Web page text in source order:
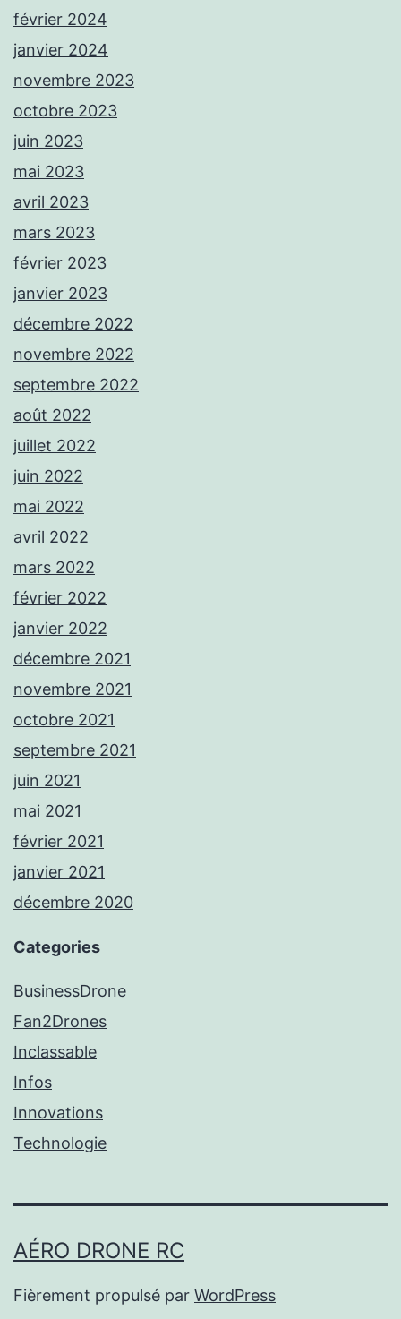
février 2024
janvier 2024
novembre 2023
octobre 2023
juin 2023
mai 2023
avril 2023
mars 2023
février 2023
janvier 2023
décembre 2022
novembre 2022
septembre 2022
août 2022
juillet 2022
juin 2022
mai 2022
avril 2022
mars 2022
février 2022
janvier 2022
décembre 2021
novembre 2021
octobre 2021
septembre 2021
juin 2021
mai 2021
février 2021
janvier 2021
décembre 2020
Categories
BusinessDrone
Fan2Drones
Inclassable
Infos
Innovations
Technologie
AÉRO DRONE RC
Fièrement propulsé par WordPress